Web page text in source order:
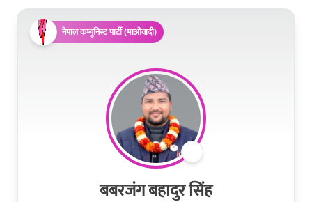
नेपाल कम्युनिस्ट पार्टी (माओवादी)
बबरजंग बहादुर सिंह